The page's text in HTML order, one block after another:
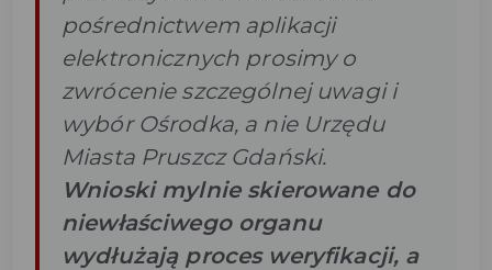
pośrednictwem aplikacji
elektronicznych prosimy o
zwrócenie szczególnej uwagi i
wybór Ośrodka, a nie Urzędu
Miasta Pruszcz Gdański.
Wnioski mylnie skierowane do
niewłaściwego organu
wydłużają proces weryfikacji, a